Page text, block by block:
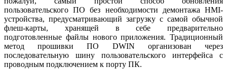
пользовательского ПО без необходимости демонтажа HMI-
устройства, предусматривающий загрузку с самой обычной
флеш-карты, хранящей в себе предварительно
подготовленные файлы нового приложения. Традиционный
метод прошивки ПО DWIN организован через
последовательную шину пользовательского интерфейса с
проводным подключением к порту ПК.